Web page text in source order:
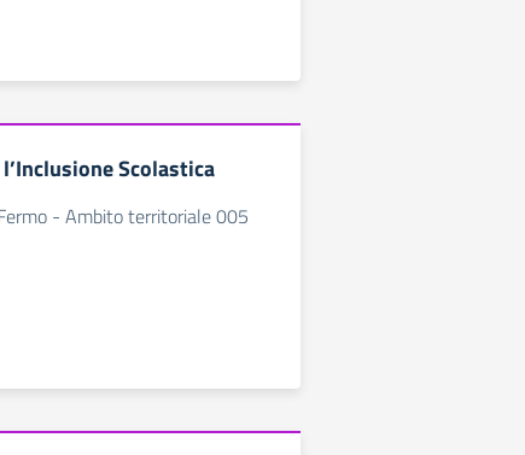
Scolastica
- Ambito territoriale 005